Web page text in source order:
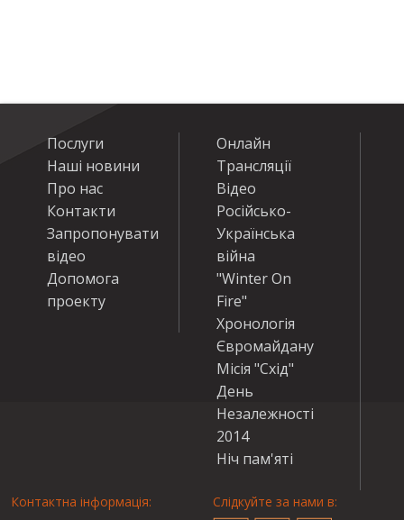
Послуги
Наші новини
Про нас
Контакти
Запропонувати
відео
Допомога
проекту
Онлайн
Трансляції
Відео
Російсько-
Українська
війна
"Winter On
Fire"
Хронологія
Євромайдану
Місія "Схід"
День
Незалежності
2014
Ніч пам'яті
Контактна інформація:
Слідкуйте за нами в: